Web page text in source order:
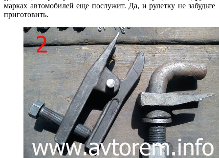
марках автомобилей еще послужит. Да, и рулетку не забудьте
приготовить.